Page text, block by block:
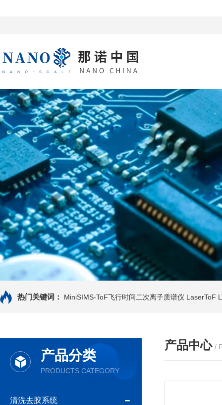
热门关键词： MiniSIMS-ToF飞行时间二次离子质谱仪 LaserToF
产品分类
PRODUCTS CATEGORY
清洗去胶系统
产品中心 /